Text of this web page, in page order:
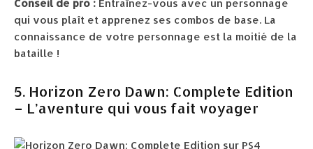
Conseil de pro : Entraînez-vous avec un personnage
qui vous plaît et apprenez ses combos de base. La
connaissance de votre personnage est la moitié de la
bataille !
5. Horizon Zero Dawn: Complete Edition
– L’aventure qui vous fait voyager